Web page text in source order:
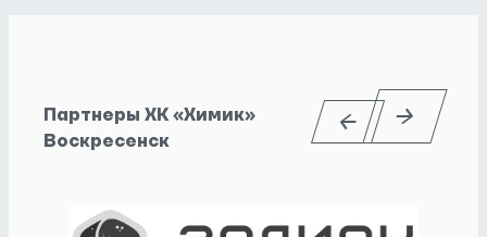
Партнеры ХК «Химик»
Воскресенск